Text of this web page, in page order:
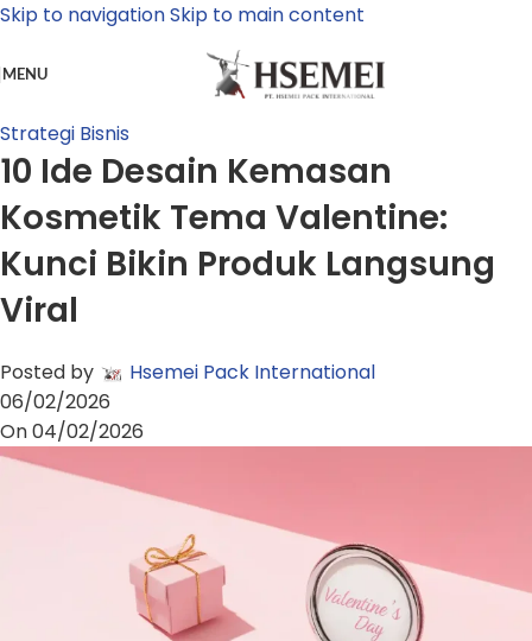
Skip to navigationSkip to main content
MENU
Strategi Bisnis
10 Ide Desain Kemasan
Kosmetik Tema Valentine:
Kunci Bikin Produk Langsung
Viral
Posted by
Hsemei Pack International
06/02/2026
On 04/02/2026